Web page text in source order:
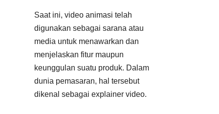
Saat ini, video animasi telah
digunakan sebagai sarana atau
media untuk menawarkan dan
menjelaskan fitur maupun
keunggulan suatu produk. Dalam
dunia pemasaran, hal tersebut
dikenal sebagai explainer video.